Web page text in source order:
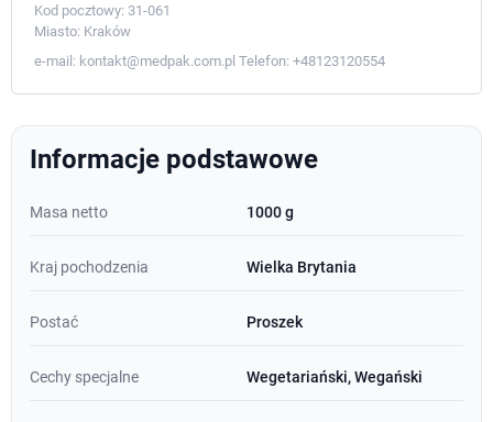
Kod pocztowy: 31-061
Miasto: Kraków
e-mail: kontakt@medpak.com.pl Telefon: +48123120554
Informacje podstawowe
Masa netto 1000 g
Kraj pochodzenia Wielka Brytania
Postać Proszek
Cechy specjalne Wegetariański, Wegański